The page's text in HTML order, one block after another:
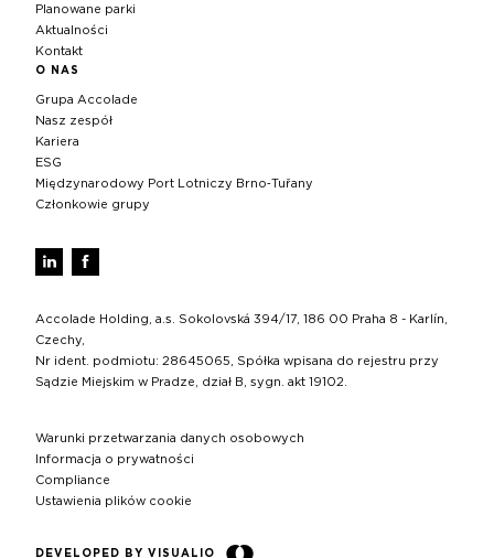
Planowane parki
Aktualności
Kontakt
O NAS
Grupa Accolade
Nasz zespół
Kariera
ESG
Międzynarodowy Port Lotniczy Brno‑Tuřany
Członkowie grupy
Accolade Holding, a.s. Sokolovská 394/17, 186 00 Praha 8 - Karlín,
Czechy,
Nr ident. podmiotu: 28645065, Spółka wpisana do rejestru przy
Sądzie Miejskim w Pradze, dział B, sygn. akt 19102.
Warunki przetwarzania danych osobowych
Informacja o prywatności
Compliance
Ustawienia plików cookie
DEVELOPED BY VISUALIO